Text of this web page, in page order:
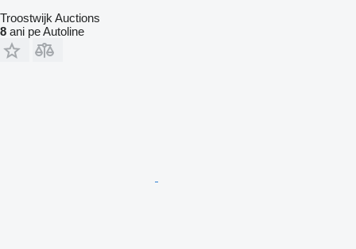
Troostwijk Auctions
8 ani pe Autoline